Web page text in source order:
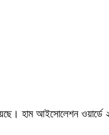
হাম আইসোলেশন ওয়ার্ডে